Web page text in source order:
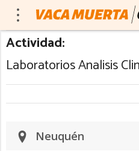
Actividad:
Laboratorios Analisis
Neuquén